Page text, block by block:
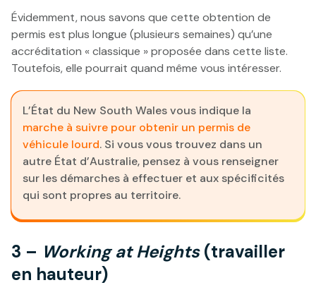
Évidemment, nous savons que cette obtention de
permis est plus longue (plusieurs semaines) qu’une
accréditation « classique » proposée dans cette liste.
Toutefois, elle pourrait quand même vous intéresser.
L’État du New South Wales vous indique la
marche à suivre pour obtenir un permis de
véhicule lourd. Si vous vous trouvez dans un
autre État d’Australie, pensez à vous renseigner
sur les démarches à effectuer et aux spécificités
qui sont propres au territoire.
3 – Working at Heights(travailler
en hauteur)